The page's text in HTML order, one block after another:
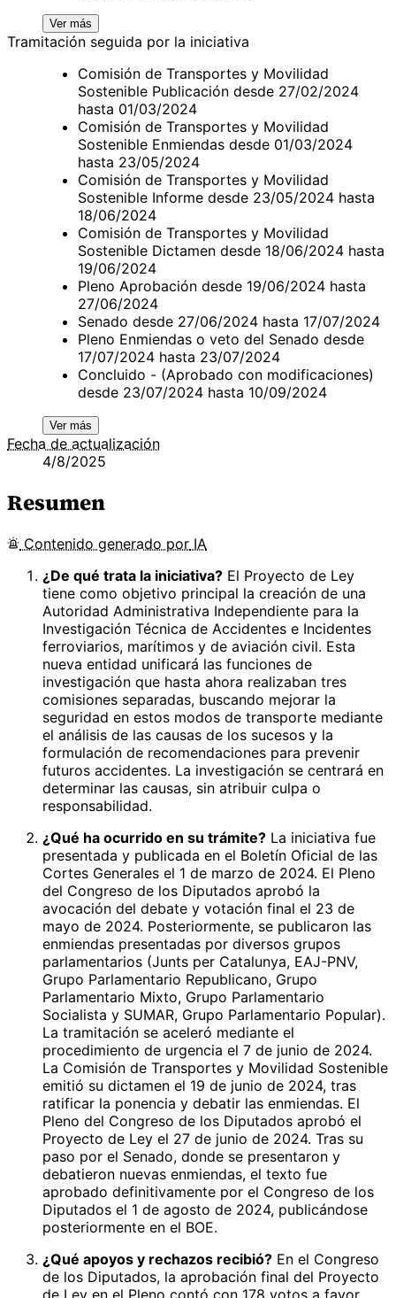
Ver más
Tramitación seguida por la iniciativa
Comisión de Transportes y Movilidad
Sostenible Publicación desde 27/02/2024
hasta 01/03/2024
Comisión de Transportes y Movilidad
Sostenible Enmiendas desde 01/03/2024
hasta 23/05/2024
Comisión de Transportes y Movilidad
Sostenible Informe desde 23/05/2024 hasta
18/06/2024
Comisión de Transportes y Movilidad
Sostenible Dictamen desde 18/06/2024 hasta
19/06/2024
Pleno Aprobación desde 19/06/2024 hasta
27/06/2024
Senado desde 27/06/2024 hasta 17/07/2024
Pleno Enmiendas o veto del Senado desde
17/07/2024 hasta 23/07/2024
Concluido - (Aprobado con modificaciones)
desde 23/07/2024 hasta 10/09/2024
Ver más
Fecha de actualización
4/8/2025
Resumen
Contenido generado por IA
¿De qué trata la iniciativa? El Proyecto de Ley
tiene como objetivo principal la creación de una
Autoridad Administrativa Independiente para la
Investigación Técnica de Accidentes e Incidentes
ferroviarios, marítimos y de aviación civil. Esta
nueva entidad unificará las funciones de
investigación que hasta ahora realizaban tres
comisiones separadas, buscando mejorar la
seguridad en estos modos de transporte mediante
el análisis de las causas de los sucesos y la
formulación de recomendaciones para prevenir
futuros accidentes. La investigación se centrará en
determinar las causas, sin atribuir culpa o
responsabilidad.
¿Qué ha ocurrido en su trámite? La iniciativa fue
presentada y publicada en el Boletín Oficial de las
Cortes Generales el 1 de marzo de 2024. El Pleno
del Congreso de los Diputados aprobó la
avocación del debate y votación final el 23 de
mayo de 2024. Posteriormente, se publicaron las
enmiendas presentadas por diversos grupos
parlamentarios (Junts per Catalunya, EAJ-PNV,
Grupo Parlamentario Republicano, Grupo
Parlamentario Mixto, Grupo Parlamentario
Socialista y SUMAR, Grupo Parlamentario Popular).
La tramitación se aceleró mediante el
procedimiento de urgencia el 7 de junio de 2024.
La Comisión de Transportes y Movilidad Sostenible
emitió su dictamen el 19 de junio de 2024, tras
ratificar la ponencia y debatir las enmiendas. El
Pleno del Congreso de los Diputados aprobó el
Proyecto de Ley el 27 de junio de 2024. Tras su
paso por el Senado, donde se presentaron y
debatieron nuevas enmiendas, el texto fue
aprobado definitivamente por el Congreso de los
Diputados el 1 de agosto de 2024, publicándose
posteriormente en el BOE.
¿Qué apoyos y rechazos recibió? En el Congreso
de los Diputados, la aprobación final del Proyecto
de Ley en el Pleno contó con 178 votos a favor,